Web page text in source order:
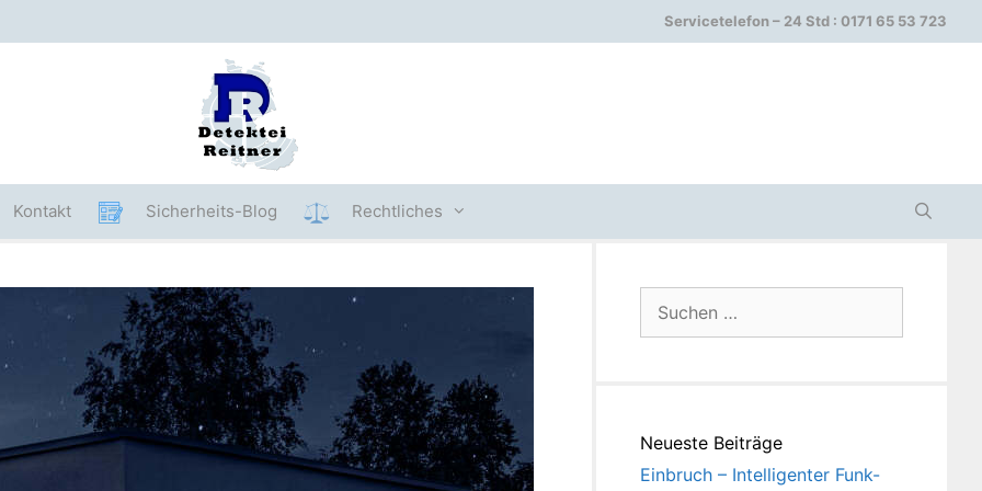
Servicetelefon – 24 Std : 0171 65 53 723
Kontakt Sicherheits-Blog Rechtliches
nach:
Neueste Beiträge
Einbruch – Intelligenter Funk-